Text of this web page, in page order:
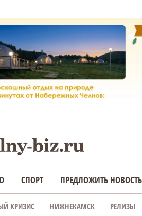
СПОРТ ПРЕДЛОЖИТЬ НОВОСТЬ
КРИЗИС НИЖНЕКАМСК РЕЛИЗЫ